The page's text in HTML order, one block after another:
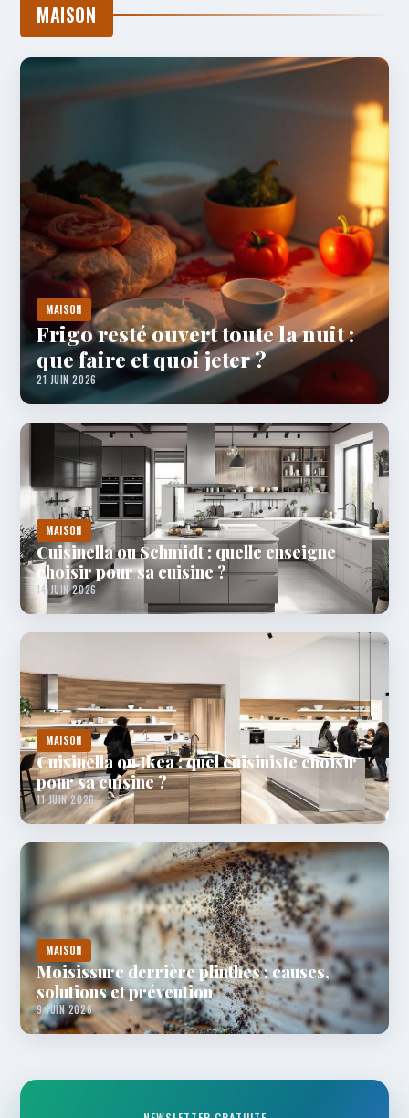
MAISON
MAISON
Frigo resté ouvert toute la nuit :
que faire et quoi jeter ?
21 JUIN 2026
MAISON
Cuisinella ou Schmidt : quelle enseigne
choisir pour sa cuisine ?
14 JUIN 2026
MAISON
Cuisinella ou Ikea : quel cuisiniste choisir
pour sa cuisine ?
11 JUIN 2026
MAISON
Moisissure derrière plinthes : causes,
solutions et prévention
9 JUIN 2026